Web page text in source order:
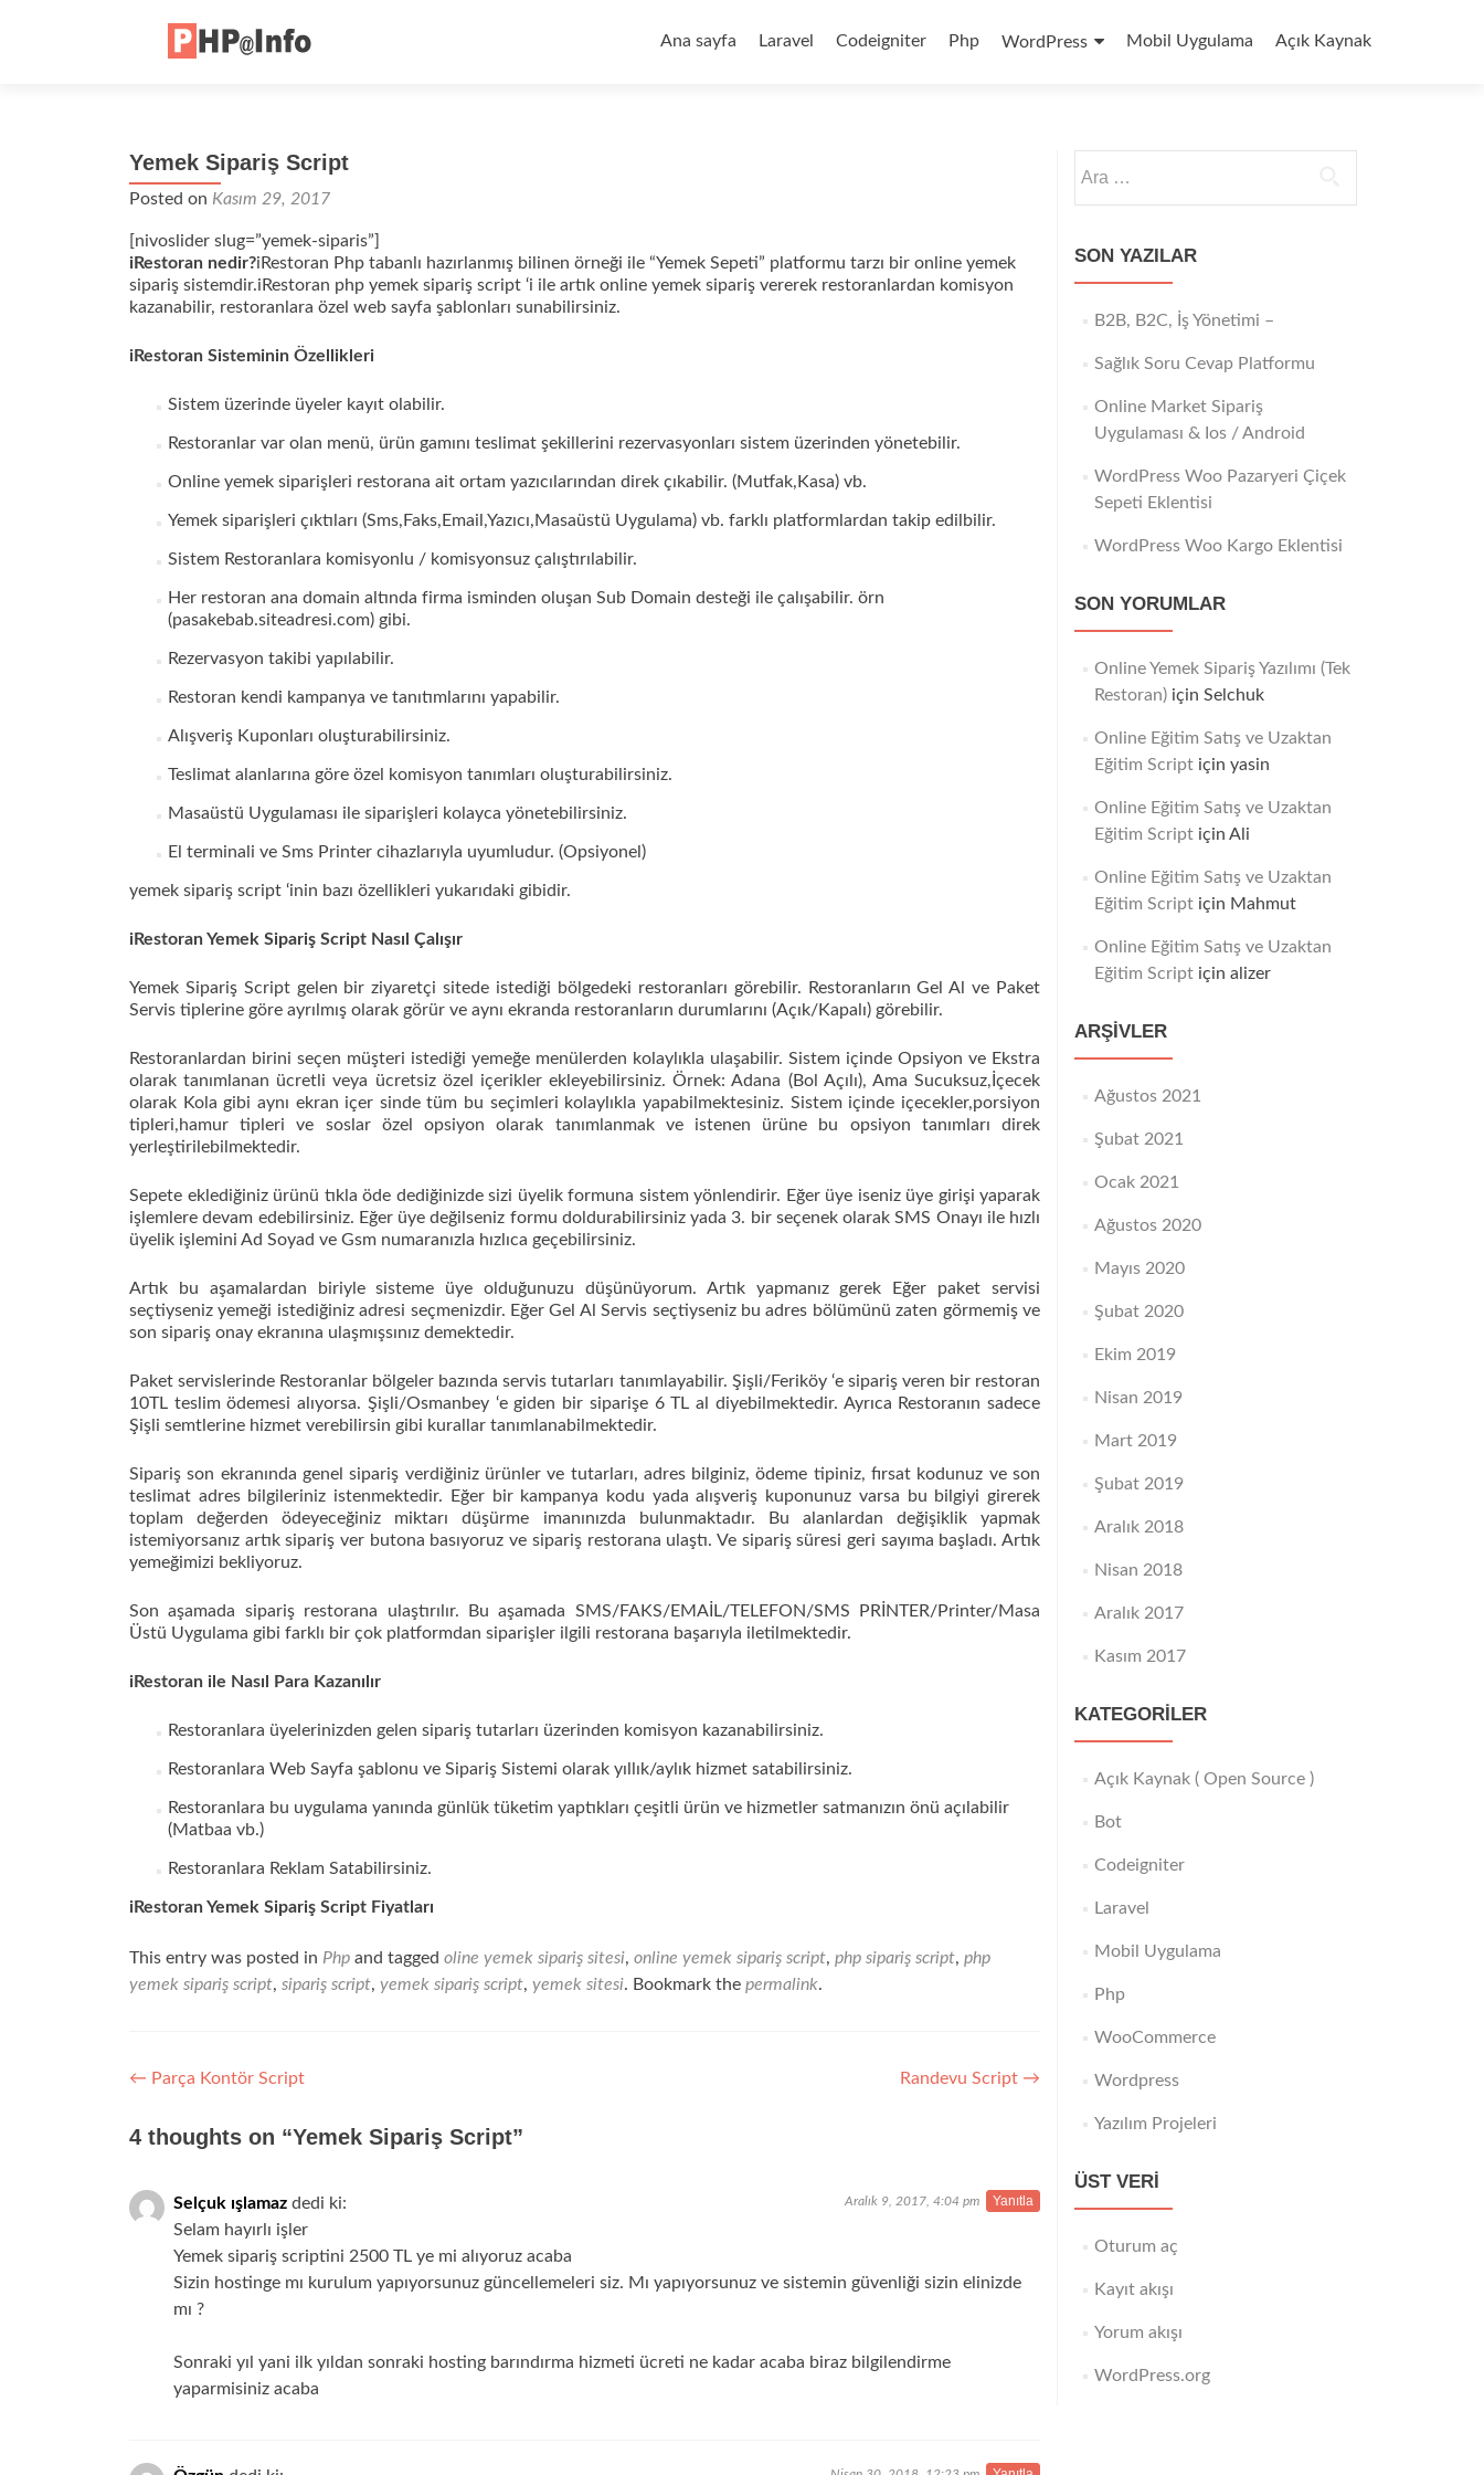
to
Ana sayfa Laravel Codeigniter Php WordPress Mobil Uygulama Açık Kaynak
Yemek Sipariş Script
Posted on Kasım 29, 2017
[nivoslider slug=”yemek-siparis”]
iRestoran nedir?iRestoran Php tabanlı hazırlanmış bilinen örneği ile “Yemek Sepeti” platformu tarzı bir online yemek
sipariş sistemdir.iRestoran php yemek sipariş script ‘i ile artık online yemek sipariş vererek restoranlardan komisyon
kazanabilir, restoranlara özel web sayfa şablonları sunabilirsiniz.
iRestoran Sisteminin Özellikleri
Sistem üzerinde üyeler kayıt olabilir.
Restoranlar var olan menü, ürün gamını teslimat şekillerini rezervasyonları sistem üzerinden yönetebilir.
Online yemek siparişleri restorana ait ortam yazıcılarından direk çıkabilir. (Mutfak,Kasa) vb.
Yemek siparişleri çıktıları (Sms,Faks,Email,Yazıcı,Masaüstü Uygulama) vb. farklı platformlardan takip edilbilir.
Sistem Restoranlara komisyonlu / komisyonsuz çalıştırılabilir.
Her restoran ana domain altında firma isminden oluşan Sub Domain desteği ile çalışabilir. örn
(pasakebab.siteadresi.com) gibi.
Rezervasyon takibi yapılabilir.
Restoran kendi kampanya ve tanıtımlarını yapabilir.
Alışveriş Kuponları oluşturabilirsiniz.
Teslimat alanlarına göre özel komisyon tanımları oluşturabilirsiniz.
Masaüstü Uygulaması ile siparişleri kolayca yönetebilirsiniz.
El terminali ve Sms Printer cihazlarıyla uyumludur. (Opsiyonel)
yemek sipariş script ‘inin bazı özellikleri yukarıdaki gibidir.
iRestoran Yemek Sipariş Script Nasıl Çalışır
Yemek Sipariş Script gelen bir ziyaretçi sitede istediği bölgedeki restoranları görebilir. Restoranların Gel Al ve Paket
Servis tiplerine göre ayrılmış olarak görür ve aynı ekranda restoranların durumlarını (Açık/Kapalı) görebilir.
Restoranlardan birini seçen müşteri istediği yemeğe menülerden kolaylıkla ulaşabilir. Sistem içinde Opsiyon ve Ekstra
olarak tanımlanan ücretli veya ücretsiz özel içerikler ekleyebilirsiniz. Örnek: Adana (Bol Açılı), Ama Sucuksuz,İçecek
olarak Kola gibi aynı ekran içer sinde tüm bu seçimleri kolaylıkla yapabilmektesiniz. Sistem içinde içecekler,porsiyon
tipleri,hamur tipleri ve soslar özel opsiyon olarak tanımlanmak ve istenen ürüne bu opsiyon tanımları direk
yerleştirilebilmektedir.
Sepete eklediğiniz ürünü tıkla öde dediğinizde sizi üyelik formuna sistem yönlendirir. Eğer üye iseniz üye girişi yaparak
işlemlere devam edebilirsiniz. Eğer üye değilseniz formu doldurabilirsiniz yada 3. bir seçenek olarak SMS Onayı ile hızlı
üyelik işlemini Ad Soyad ve Gsm numaranızla hızlıca geçebilirsiniz.
Artık bu aşamalardan biriyle sisteme üye olduğunuzu düşünüyorum. Artık yapmanız gerek Eğer paket servisi
seçtiyseniz yemeği istediğiniz adresi seçmenizdir. Eğer Gel Al Servis seçtiyseniz bu adres bölümünü zaten görmemiş ve
son sipariş onay ekranına ulaşmışsınız demektedir.
Paket servislerinde Restoranlar bölgeler bazında servis tutarları tanımlayabilir. Şişli/Feriköy ‘e sipariş veren bir restoran
10TL teslim ödemesi alıyorsa. Şişli/Osmanbey ‘e giden bir siparişe 6 TL al diyebilmektedir. Ayrıca Restoranın sadece
Şişli semtlerine hizmet verebilirsin gibi kurallar tanımlanabilmektedir.
Sipariş son ekranında genel sipariş verdiğiniz ürünler ve tutarları, adres bilginiz, ödeme tipiniz, fırsat kodunuz ve son
teslimat adres bilgileriniz istenmektedir. Eğer bir kampanya kodu yada alışveriş kuponunuz varsa bu bilgiyi girerek
toplam değerden ödeyeceğiniz miktarı düşürme imanınızda bulunmaktadır. Bu alanlardan değişiklik yapmak
istemiyorsanız artık sipariş ver butona basıyoruz ve sipariş restorana ulaştı. Ve sipariş süresi geri sayıma başladı. Artık
yemeğimizi bekliyoruz.
Son aşamada sipariş restorana ulaştırılır. Bu aşamada SMS/FAKS/EMAİL/TELEFON/SMS PRİNTER/Printer/Masa
Üstü Uygulama gibi farklı bir çok platformdan siparişler ilgili restorana başarıyla iletilmektedir.
iRestoran ile Nasıl Para Kazanılır
Restoranlara üyelerinizden gelen sipariş tutarları üzerinden komisyon kazanabilirsiniz.
Restoranlara Web Sayfa şablonu ve Sipariş Sistemi olarak yıllık/aylık hizmet satabilirsiniz.
Restoranlara bu uygulama yanında günlük tüketim yaptıkları çeşitli ürün ve hizmetler satmanızın önü açılabilir
(Matbaa vb.)
Restoranlara Reklam Satabilirsiniz.
iRestoran Yemek Sipariş Script Fiyatları
This entry was posted in Php and tagged oline yemek sipariş sitesi, online yemek sipariş script, php sipariş script, php
yemek sipariş script, sipariş script, yemek sipariş script, yemek sitesi. Bookmark the permalink.
Yazı
gezinmesi
← Parça Kontör Script Randevu Script →
4 thoughts on “Yemek Sipariş Script”
Selçuk ışlamaz dedi ki: Aralık 9, 2017, 4:04 pm
Selam hayırlı işler
Yemek sipariş scriptini 2500 TL ye mi alıyoruz acaba
Sizin hostinge mı kurulum yapıyorsunuz güncellemeleri siz. Mı yapıyorsunuz ve sistemin güvenliği sizin elinizde
mı ?
Sonraki yıl yani ilk yıldan sonraki hosting barındırma hizmeti ücreti ne kadar acaba biraz bilgilendirme
yaparmisiniz acaba
Yanıtla
SON YAZILAR
B2B, B2C, İş Yönetimi –
Sağlık Soru Cevap Platformu
Online Market Sipariş
Uygulaması & Ios / Android
WordPress Woo Pazaryeri Çiçek
Sepeti Eklentisi
WordPress Woo Kargo Eklentisi
SON YORUMLAR
Online Yemek Sipariş Yazılımı (Tek
Restoran)için Selchuk
Online Eğitim Satış ve Uzaktan
Eğitim Scriptiçin yasin
Online Eğitim Satış ve Uzaktan
Eğitim Scriptiçin Ali
Online Eğitim Satış ve Uzaktan
Eğitim Scriptiçin Mahmut
Online Eğitim Satış ve Uzaktan
Eğitim Scriptiçin alizer
ARŞIVLER
Ağustos 2021
Şubat 2021
Ocak 2021
Ağustos 2020
Mayıs 2020
Şubat 2020
Ekim 2019
Nisan 2019
Mart 2019
Şubat 2019
Aralık 2018
Nisan 2018
Aralık 2017
Kasım 2017
KATEGORILER
Açık Kaynak ( Open Source )
Bot
Codeigniter
Laravel
Mobil Uygulama
Php
WooCommerce
Wordpress
Yazılım Projeleri
ÜST VERI
Oturum aç
Kayıt akışı
Yorum akışı
WordPress.org